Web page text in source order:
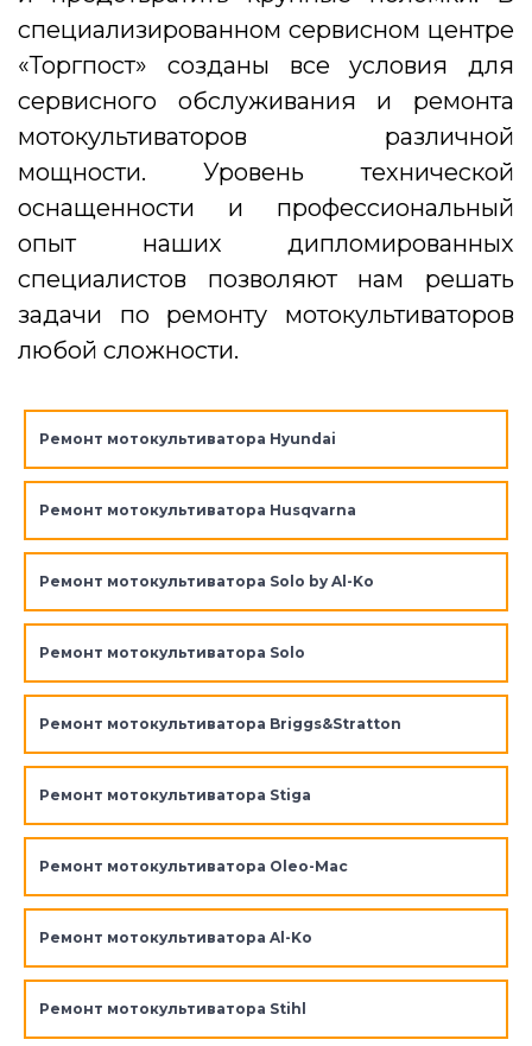
специализированном сервисном центре
«Торгпост» созданы все условия для
сервисного обслуживания и ремонта
мотокультиваторов различной
мощности. Уровень технической
оснащенности и профессиональный
опыт наших дипломированных
специалистов позволяют нам решать
задачи по ремонту мотокультиваторов
любой сложности.
Ремонт мотокультиватора Hyundai
Ремонт мотокультиватора Husqvarna
Ремонт мотокультиватора Solo by Al-Ko
Ремонт мотокультиватора Solo
Ремонт мотокультиватора Briggs&Stratton
Ремонт мотокультиватора Stiga
Ремонт мотокультиватора Oleo-Mac
Ремонт мотокультиватора Al-Ko
Ремонт мотокультиватора Stihl